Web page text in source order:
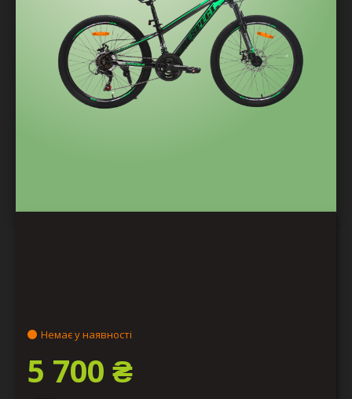
Немає у наявності
5 700 ₴